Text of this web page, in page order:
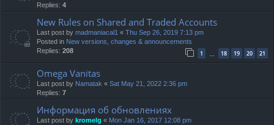
Replies: 4
New Rules on Shared and Traded Accounts
Last post by madmaniacal1 « Thu Sep 26, 2019 7:13 pm
Posted in New versions, changes & announcements
Replies: 208 1 … 18 19 20 21
Omega Vanitas
Last post by Namatak « Sat May 21, 2022 2:36 pm
Replies: 7
Информация об обновлениях
Last post by kromelg « Mon Jan 16, 2017 12:08 pm